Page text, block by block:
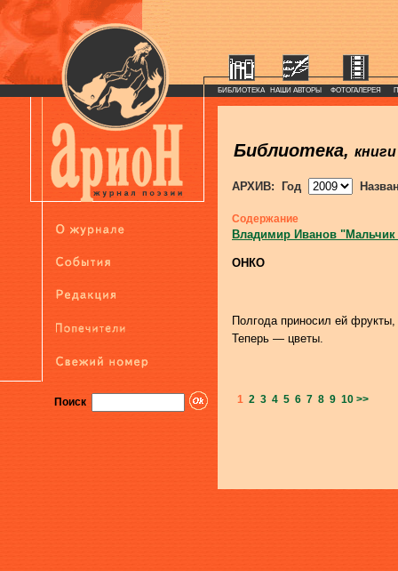
Поиск
БИБЛИОТЕКА НАШИ АВТОРЫ ФОТОГАЛЕРЕЯ
Библиотека, книги
АРХИВ: Год
Содержание
Владимир Иванов
ОНКО
Полгода приносил ей фрукты,
Теперь — цветы.
1 2 3 4 5 6 7 8 9 10 >>